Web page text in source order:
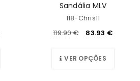
Sandália MLV
118-Chris11
119.90€ 83.93 €
VER OPÇÕES